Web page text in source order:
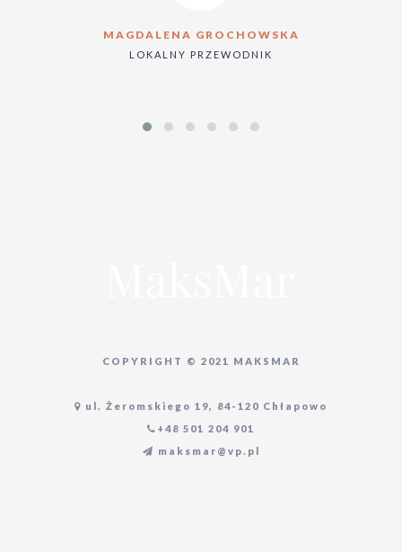
MAGDALENA GROCHOWSKA
LOKALNY PRZEWODNIK
COPYRIGHT © 2021 MAKSMAR
ul. Żeromskiego 19, 84-120 Chłapowo
+48 501 204 901
maksmar@vp.pl